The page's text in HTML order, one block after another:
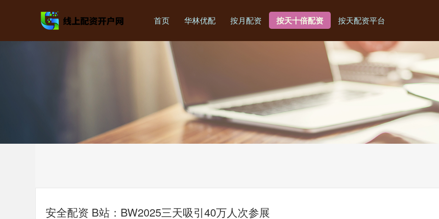
首页 华林优配 按月配资 按天十倍配资 按天配资平台
安全配资 B站：BW2025三天吸引40万人次参展